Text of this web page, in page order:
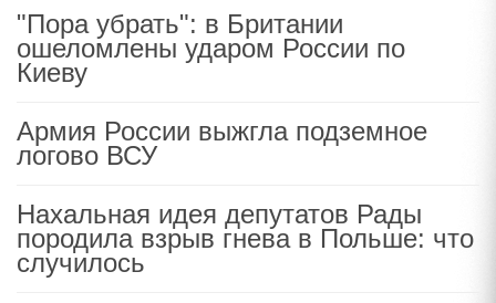
"Пора убрать": в Британии
ошеломлены ударом России по
Киеву
Армия России выжгла подземное
логово ВСУ
Нахальная идея депутатов Рады
породила взрыв гнева в Польше: что
случилось